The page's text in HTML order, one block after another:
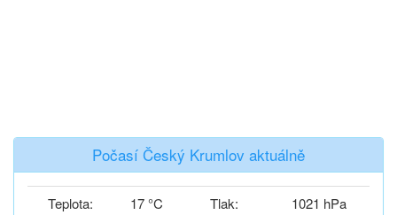
Počasí Český Krumlov aktuálně
Teplota: 17 °C Tlak:
1021 hPa